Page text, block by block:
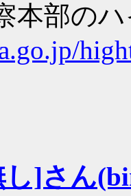
本部の
し]さん